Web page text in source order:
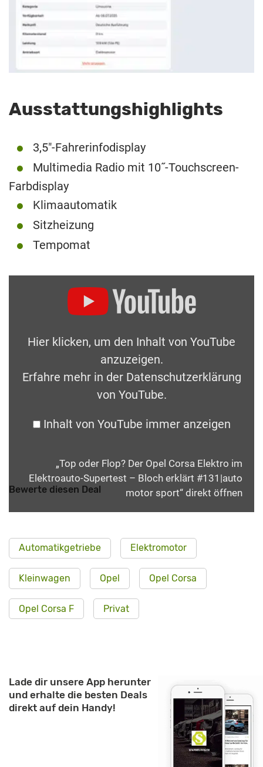
Ausstattungshighlights
3,5″-Fahrerinfodisplay
Multimedia Radio mit 10˝-Touchscreen-
Farbdisplay
Klimaautomatik
Sitzheizung
Tempomat
Hier klicken, um den Inhalt von YouTube
anzuzeigen.
Erfahre mehr in der Datenschutzerklärung
von YouTube.
Inhalt von YouTube immer anzeigen
„Top oder Flop? Der Opel Corsa Elektro im
Elektroauto-Supertest – Bloch erklärt #131|auto
motor sport“ direkt öffnen
Bewerte diesen Deal
Automatikgetriebe Elektromotor
Kleinwagen Opel Opel Corsa
Opel Corsa F Privat
Lade dir unsere App herunter
und erhalte die besten Deals
direkt auf dein Handy!